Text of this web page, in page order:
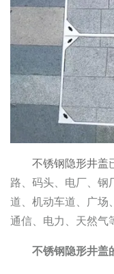
不锈钢隐形井盖
路、码头、电厂、钢
道、机动车道、广场
通信、电力、天然气
不锈钢隐形井盖